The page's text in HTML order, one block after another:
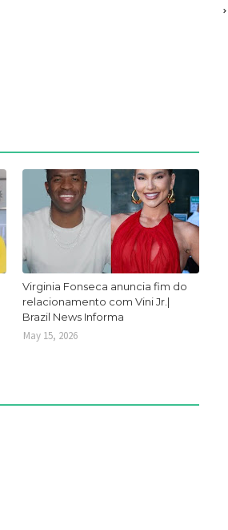
Virginia Fonseca anuncia fim do
relacionamento com Vini Jr.|
Brazil News Informa
May 15, 2026